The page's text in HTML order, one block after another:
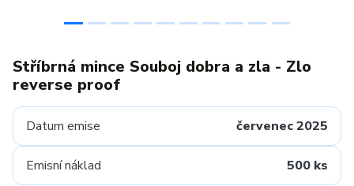
Stříbrná mince Souboj dobra a zla - Zlo
reverse proof
Datum emise červenec 2025
Emisní náklad 500 ks